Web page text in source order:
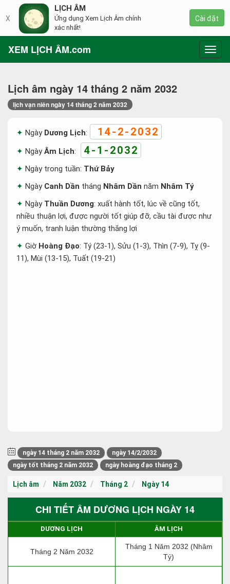
XEM LỊCH ÂM.com
Lịch âm ngày 14 tháng 2 năm 2032
lịch vạn niên ngày 14 tháng 2 năm 2032
Ngày Dương Lịch: 14-2-2032
NgàyÂm Lịch: 4-1-2032
Ngày trong tuần: Thứ Bảy
Ngày Canh Dần tháng Nhâm Dần năm Nhâm Tý
Ngày Thuần Dương: xuất hành tốt, lúc về cũng tốt,
nhiều thuận lợi, được người tốt giúp đỡ, cầu tài được như
ý muốn, tranh luận thường thắng lợi
Giờ Hoàng Đạo: Tý (23-1), Sửu (1-3), Thìn (7-9), Tỵ (9-
11), Mùi (13-15), Tuất (19-21)
ngày 14 tháng 2 năm 2032
ngày 14/2/2032
ngày tốt tháng 2 năm 2032
ngày hoàng đạo tháng 2
Lịch âm Năm 2032 Tháng 2 Ngày 14
CHI TIẾT ÂM DƯƠNG LỊCH NGÀY 14
DƯƠNG LỊCH ÂM LỊCH
Tháng 2 Năm 2032
Tháng 1 Năm 2032 (Nhâm
Tý)
X
LỊCH ÂM
Ứng dụng Xem Lịch Âm chính
xác nhất!
Cài đặt